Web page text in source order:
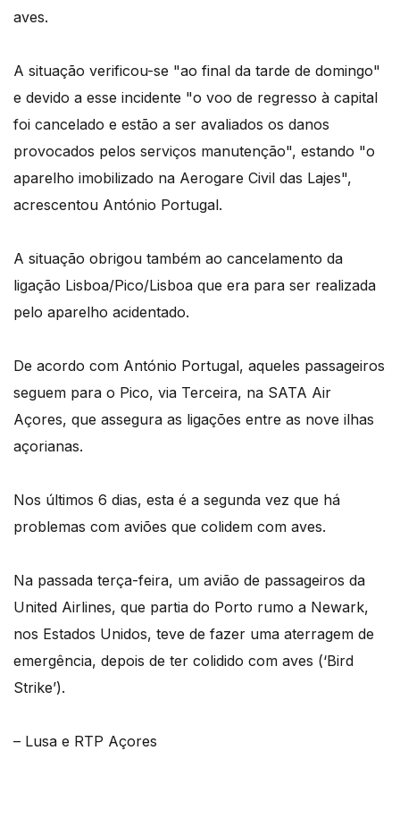
aves.
A situação verificou-se "ao final da tarde de domingo"
e devido a esse incidente "o voo de regresso à capital
foi cancelado e estão a ser avaliados os danos
provocados pelos serviços manutenção", estando "o
aparelho imobilizado na Aerogare Civil das Lajes",
acrescentou António Portugal.
A situação obrigou também ao cancelamento da
ligação Lisboa/Pico/Lisboa que era para ser realizada
pelo aparelho acidentado.
De acordo com António Portugal, aqueles passageiros
seguem para o Pico, via Terceira, na SATA Air
Açores, que assegura as ligações entre as nove ilhas
açorianas.
Nos últimos 6 dias, esta é a segunda vez que há
problemas com aviões que colidem com aves.
Na passada terça-feira, um avião de passageiros da
United Airlines, que partia do Porto rumo a Newark,
nos Estados Unidos, teve de fazer uma aterragem de
emergência, depois de ter colidido com aves (‘Bird
Strike’).
– Lusa e RTP Açores